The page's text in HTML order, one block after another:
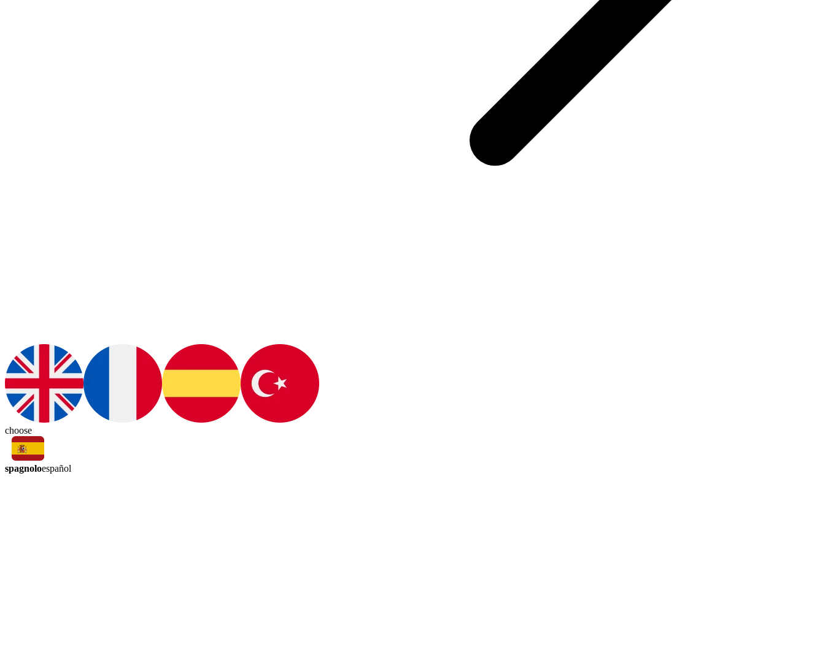
choose
spagnoloespañol